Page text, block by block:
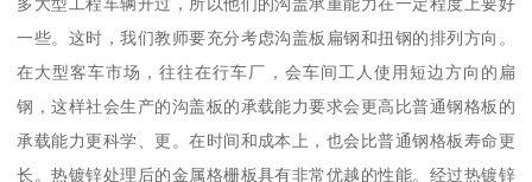
一些。这时，我们教师要充分考虑沟盖板扁钢和扭钢的排列方向。
在大型客车市场，往往在行车厂，会车间工人使用短边方向的扁
钢，这样社会生产的沟盖板的承载能力要求会更高比普通钢格板的
承载能力更科学、更。在时间和成本上，也会比普通钢格板寿命更
长。热镀锌处理后的金属格栅板具有非常优越的性能。经过热镀锌